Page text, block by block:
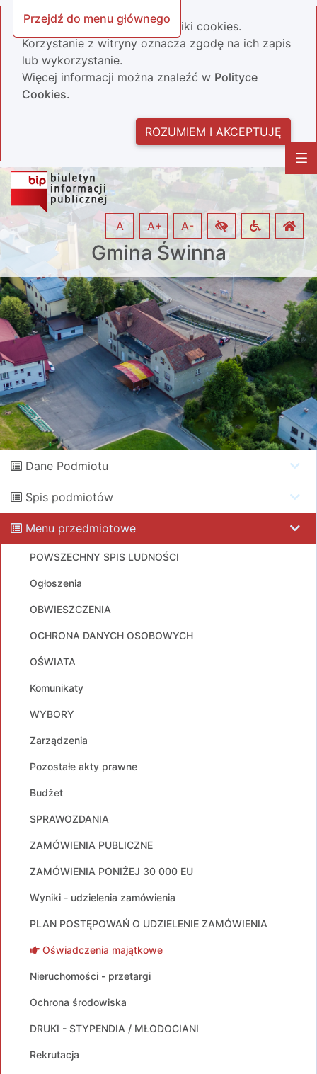
Przejdź do menu głównego
Nasza strona wykorzystuje pliki cookies.
Korzystanie z witryny oznacza zgodę na ich zapis
lub wykorzystanie.
Więcej informacji można znaleźć w Polityce
Cookies.
ROZUMIEM I AKCEPTUJĘ
Gmina Świnna
A A+ A-
Dane Podmiotu
Spis podmiotów
Menu przedmiotowe
POWSZECHNY SPIS LUDNOŚCI
Ogłoszenia
OBWIESZCZENIA
OCHRONA DANYCH OSOBOWYCH
OŚWIATA
Komunikaty
WYBORY
Zarządzenia
Pozostałe akty prawne
Budżet
SPRAWOZDANIA
ZAMÓWIENIA PUBLICZNE
ZAMÓWIENIA PONIŻEJ 30 000 EU
Wyniki - udzielenia zamówienia
PLAN POSTĘPOWAŃ O UDZIELENIE ZAMÓWIENIA
Oświadczenia majątkowe
Nieruchomości - przetargi
Ochrona środowiska
DRUKI - STYPENDIA / MŁODOCIANI
Rekrutacja